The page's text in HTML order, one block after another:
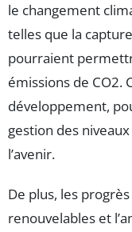
le changement
telles que la
pourraient
émissions de CO2.
développement,
gestion des
l’avenir.
De plus, les
renouvelables et